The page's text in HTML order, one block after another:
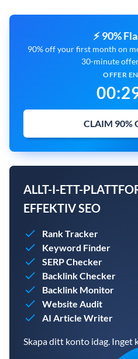
⚡ 90%
90% off your first month on
30-minute
OFFER
00:
CLAIM 90%
ALLT-I-ETT-
EFFEKTIV SEO
Rank Tracker
Keyword Finder
SERP Checker
Backlink Checker
Backlink Monitor
Website Audit
AI Article Writer
Skapa ditt konto idag. Inget